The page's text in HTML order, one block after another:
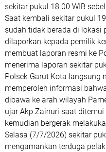
sekitar pukul 18.00 WIB
Saat kembali sekitar pukul
sudah tidak berada di lokasi
dilaporkan kepada pemilik
membuat laporan resmi ke
menerima laporan sekitar
Polsek Garut Kota langsung
memperoleh informasi
dibawa ke arah wilayah
ujar Akp Zainuri saat
kemudian bergerak
Selasa (7/7/2026) sekitar
mengamankan terduga